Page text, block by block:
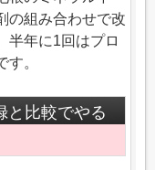
の組み合わせで改
半年に1回はプロ
。
と比較でやる